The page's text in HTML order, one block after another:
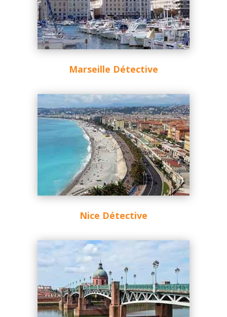
Marseille Détective
Nice Détective